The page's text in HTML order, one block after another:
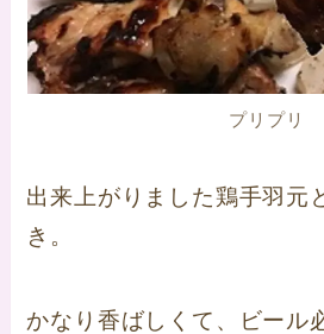
プリプリ
出来上がりました鶏手羽元
き。
かなり香ばしくて、ビール